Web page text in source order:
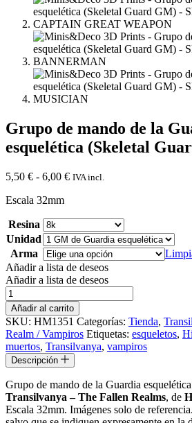
Grupo de mando de la
esquelética (Skeletal
5,50 € - 6,00 €Rango
hasta
6,00 €
IVA incl.
Escala 32mm
Resina
Unidad
Arma
Añadir a lista de deseos
Añadir a lista de deseos
Grupo
de
mando
de
la
Guardia
esquelética
(Skeletal
Guard
GM)
cantidad
Añadir al carrito
SKU: HM1351 Categorías: Tienda,
Realm / Vampiros Etiquetas: esqueletos,
muertos, Transilvanya, vampiros
Descripción
Grupo de mando de la Guardia
Transilvanya – The Fallen Realms, de
Escala 32mm. Imágenes solo de